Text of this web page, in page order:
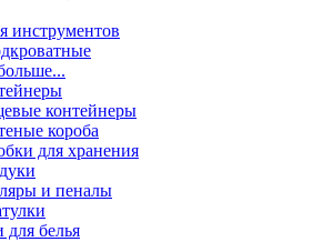
инструментов
контейнеры
короба
для хранения
и пеналы
для белья